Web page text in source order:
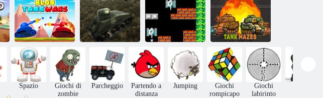
Difendi il carro
armato
Arena del
serbatoio
Battaglia di
micro serbatoio
Difensore del
serbatoio
Wars blob Tank
Simulatore di
guerra di carri
armati
90 Battaglia di
carri armati
Labirinti di carri
Spazio
Giochi di
zombie
Parcheggio
Partendo a
distanza
Jumping
Giochi
rompicapo
Giochi
labirinto